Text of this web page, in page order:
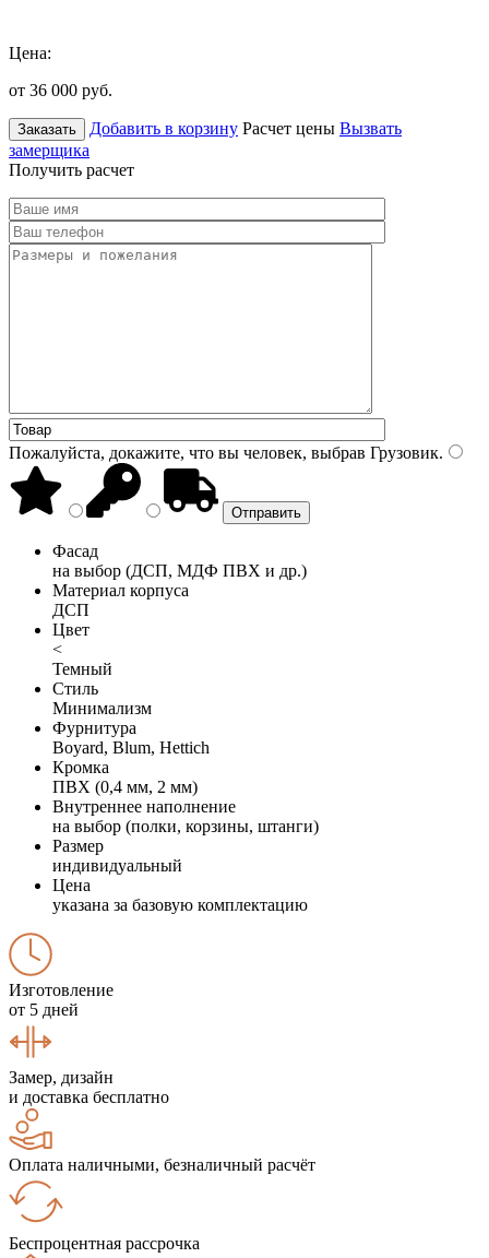
Цена:
от 36 000 руб.
Заказать Добавить в корзину Расчет цены Вызвать
замерщика
Получить расчет
Пожалуйста, докажите, что вы человек, выбрав Грузовик.
Фасад
на выбор (ДСП, МДФ ПВХ и др.)
Материал корпуса
ДСП
Цвет
<
Темный
Стиль
Минимализм
Фурнитура
Boyard, Blum, Hettich
Кромка
ПВХ (0,4 мм, 2 мм)
Внутреннее наполнение
на выбор (полки, корзины, штанги)
Размер
индивидуальный
Цена
указана за базовую комплектацию
Изготовление
от 5 дней
Замер, дизайн
и доставка бесплатно
Оплата наличными, безналичный расчёт
Беспроцентная рассрочка